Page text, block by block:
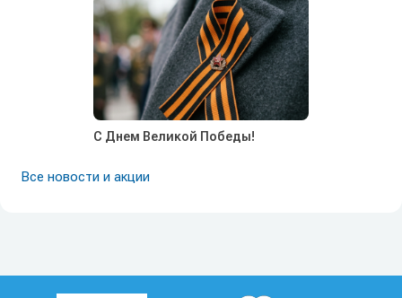
С Днем Великой Победы!
Все новости и акции